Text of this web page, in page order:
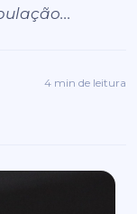
4 min de leitura